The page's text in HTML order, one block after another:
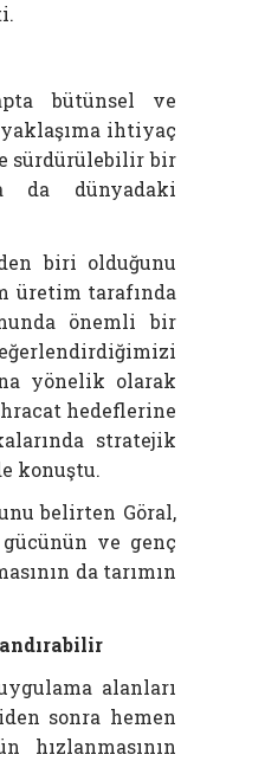
bütünsel ve
ihtiyaç
sürdürülebilir bir
da dünyadaki
biri olduğunu
üretim tarafında
önemli bir
yönelik olarak
hedeflerine
stratejik
konuştu.
belirten Göral,
ve genç
da tarımın
alanları
sonra hemen